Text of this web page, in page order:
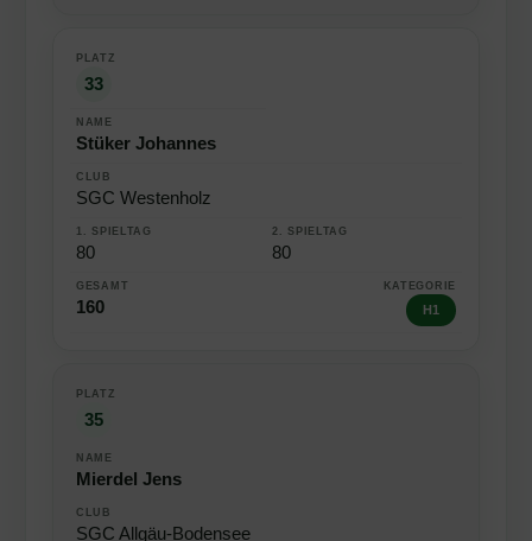
33
Stüker Johannes
SGC Westenholz
80 80
160 H1
35
Mierdel Jens
SGC Allgäu-Bodensee